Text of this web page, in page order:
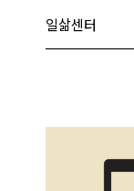
일삶센터